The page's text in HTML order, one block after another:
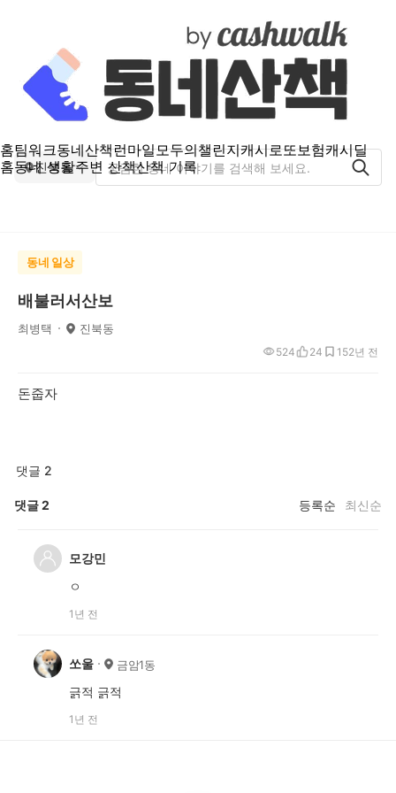
홈팀워크동네산책런마일모두의챌린지캐시로또보험캐시딜
홈동네 생활주변 산책산책 기록
진북동
동네 일상
배불러서산보
최병택 진북동
2년 전
524 24 15
돈줍자
댓글 2
댓글2 등록순 최신순
모강민
ㅇ
1년 전
쏘울 금암1동
긁적 긁적
1년 전